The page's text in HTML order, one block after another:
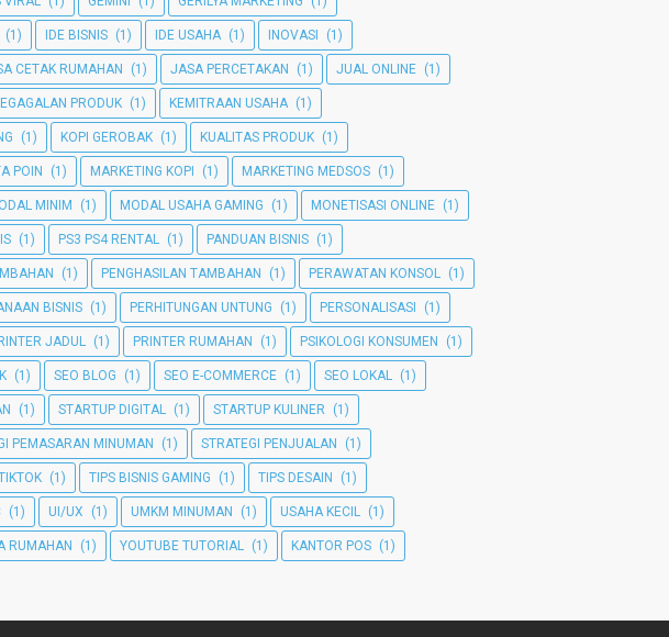
(1) IDE BISNIS (1) IDE USAHA (1) INOVASI (1)
CETAK RUMAHAN (1) JASA PERCETAKAN (1) JUAL ONLINE (1)
PRODUK (1) KEMITRAAN USAHA (1)
(1) KOPI GEROBAK (1) KUALITAS PRODUK (1)
POIN (1) MARKETING KOPI (1) MARKETING MEDSOS (1)
MINIM (1) MODAL USAHA GAMING (1) MONETISASI ONLINE (1)
(1) PS3 PS4 RENTAL (1) PANDUAN BISNIS (1)
(1) PENGHASILAN TAMBAHAN (1) PERAWATAN KONSOL (1)
BISNIS (1) PERHITUNGAN UNTUNG (1) PERSONALISASI (1)
JADUL (1) PRINTER RUMAHAN (1) PSIKOLOGI KONSUMEN (1)
(1) SEO BLOG (1) SEO E-COMMERCE (1) SEO LOKAL (1)
(1) STARTUP DIGITAL (1) STARTUP KULINER (1)
PEMASARAN MINUMAN (1) STRATEGI PENJUALAN (1)
(1) TIPS BISNIS GAMING (1) TIPS DESAIN (1)
(1) UI/UX (1) UMKM MINUMAN (1) USAHA KECIL (1)
RUMAHAN (1) YOUTUBE TUTORIAL (1) KANTOR POS (1)